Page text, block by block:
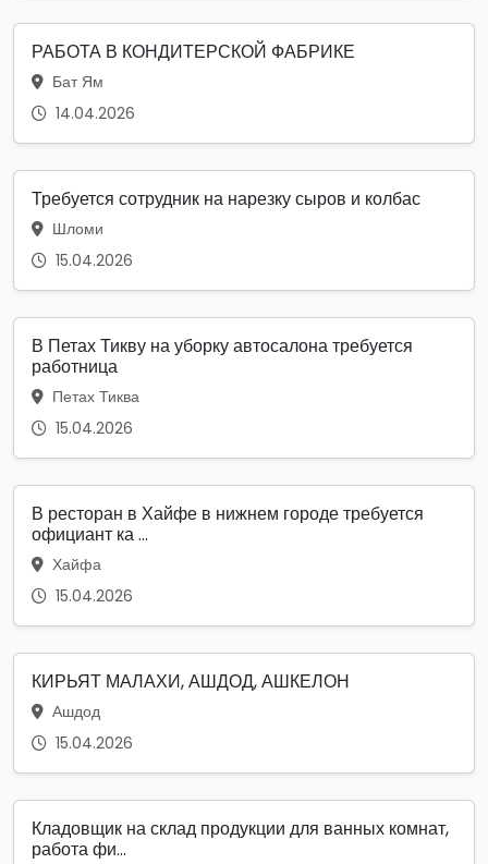
РАБОТА В КОНДИТЕРСКОЙ ФАБРИКЕ
Бат Ям
14.04.2026
Требуется сотрудник на нарезку сыров и колбас
Шломи
15.04.2026
В Петах Тикву на уборку автосалона требуется
работница
Петах Тиква
15.04.2026
В ресторан в Хайфе в нижнем городе требуется
официант ка ...
Хайфа
15.04.2026
КИРЬЯТ МАЛАХИ, АШДОД, АШКЕЛОН
Ашдод
15.04.2026
Кладовщик на склад продукции для ванных комнат,
работа фи...